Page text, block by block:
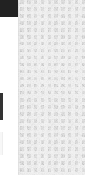
Sungai Penuh